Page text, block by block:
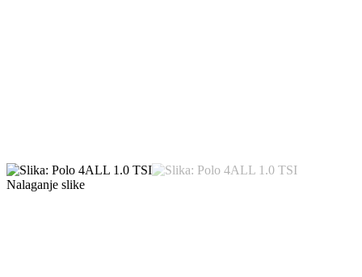
Nalaganje slike